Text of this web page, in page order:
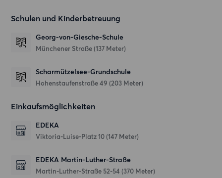
Schulen und Kinderbetreuung
Georg-von-Giesche-Schule
Münchener Straße (137 Meter)
Scharmützelsee-Grundschule
Hohenstaufenstraße 49 (203 Meter)
Einkaufsmöglichkeiten
EDEKA
Viktoria-Luise-Platz 10 (147 Meter)
EDEKA Martin-Luther-Straße
Martin-Luther-Straße 52-54 (370 Meter)